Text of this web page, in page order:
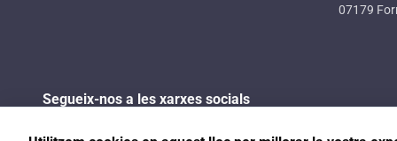
07179
Segueix-nos a les xarxes socials